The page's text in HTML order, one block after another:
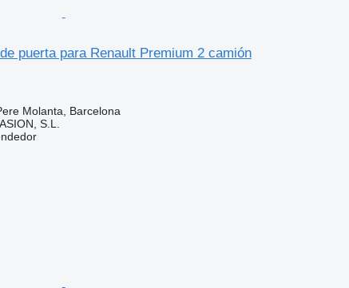
puerta para Renault Premium 2 camión
Molanta, Barcelona
S.L.